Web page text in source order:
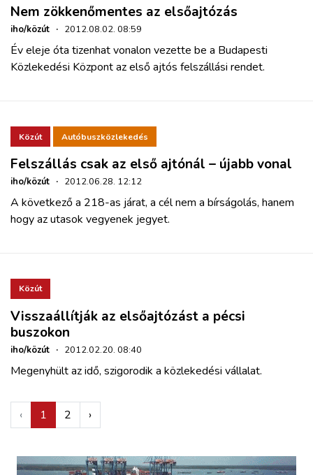
Nem zökkenőmentes az elsőajtózás
iho/közút · 2012.08.02. 08:59
Év eleje óta tizenhat vonalon vezette be a Budapesti
Közlekedési Központ az első ajtós felszállási rendet.
Közút Autóbuszközlekedés
Felszállás csak az első ajtónál – újabb vonal
iho/közút · 2012.06.28. 12:12
A következő a 218-as járat, a cél nem a bírságolás, hanem
hogy az utasok vegyenek jegyet.
Közút
Visszaállítják az elsőajtózást a pécsi
buszokon
iho/közút · 2012.02.20. 08:40
Megenyhült az idő, szigorodik a közlekedési vállalat.
‹ 1 2 ›